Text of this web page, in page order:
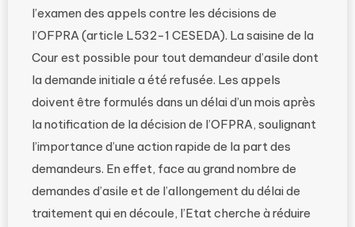
l’examen des appels contre les décisions de
l’OFPRA (article L532-1 CESEDA). La saisine de la
Cour est possible pour tout demandeur d’asile dont
la demande initiale a été refusée. Les appels
doivent être formulés dans un délai d’un mois après
la notification de la décision de l’OFPRA, soulignant
l’importance d’une action rapide de la part des
demandeurs. En effet, face au grand nombre de
demandes d’asile et de l’allongement du délai de
traitement qui en découle, l’Etat cherche à réduire